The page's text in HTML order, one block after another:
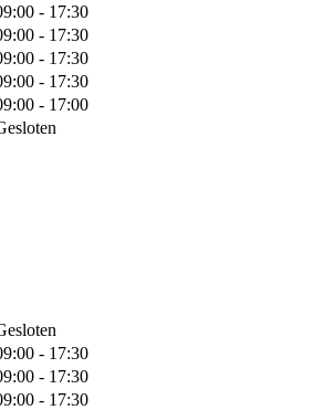
- 17:30
- 17:30
- 17:30
- 17:30
- 17:00
- 17:30
- 17:30
- 17:30